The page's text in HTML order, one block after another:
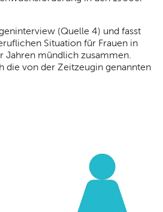
(Quelle 4) und fasst
Situation für Frauen in
Jahren mündlich zusammen.
die von der Zeitzeugin genannten